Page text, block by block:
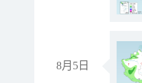
8月5日